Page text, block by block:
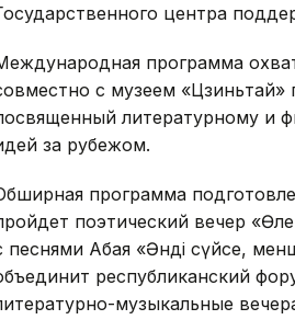
центра
программа
с музеем
литературному и
за рубежом.
программа
поэтический вечер
песнями Абая «Әнді сүйсең,
республиканский
музыкальные